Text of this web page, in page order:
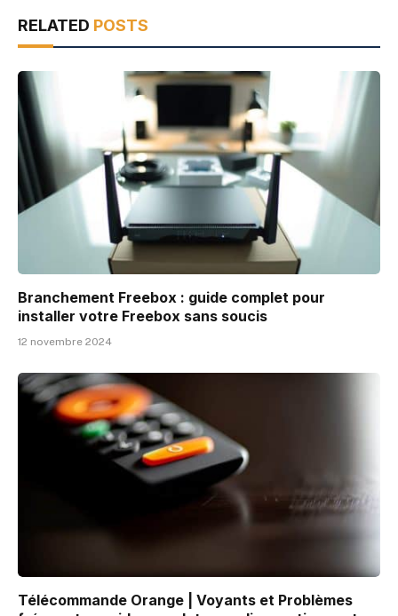
RELATED POSTS
Branchement Freebox : guide complet pour
installer votre Freebox sans soucis
12 novembre 2024
Télécommande Orange | Voyants et Problèmes